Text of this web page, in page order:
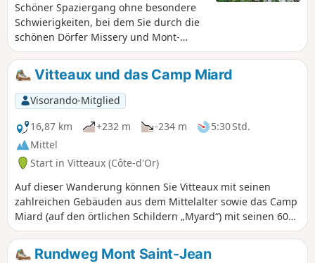
Schöner Spaziergang ohne besondere
Schwierigkeiten, bei dem Sie durch die
schönen Dörfer Missery und Mont-
Saint-Jean wandern und das Plateau mit
seiner archäologischen Stätte erreichen
können. Das Unterholz aus Laub- und
Nadelbäumen ist angenehm und die
Aussicht auf das Auxois und den
Morvan ist herrlich. Die Wege sind
größtenteils schattig und gut gepflegt.
Diese Route, die sehr gut mit gelben
Markierungen gekennzeichnet ist, wird
auch in den Broschüren des
Fremdenverkehrsamtes von Précy-sous-
Thil beschrieben.
Vitteaux und das Camp Miard
Visorando-Mitglied
16,87 km
+232 m -234 m
5:30 Std.
Mittel
Start in Vitteaux (Côte-d'Or)
Auf dieser Wanderung können Sie Vitteaux mit seinen
zahlreichen Gebäuden aus dem Mittelalter sowie das Camp
Miard (auf den örtlichen Schildern „Myard“) mit seinen 6000
Jahre alten Überresten entdecken. Auch das Schloss von
Posanges ist einen Abstecher wert.
Rundweg Mont Saint-Jean